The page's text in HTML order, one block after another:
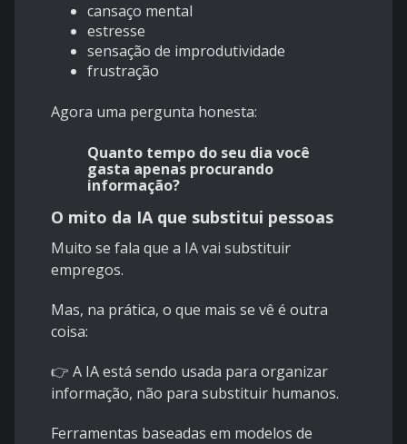
cansaço mental
estresse
sensação de improdutividade
frustração
Agora uma pergunta honesta:
Quanto tempo do seu dia você
gasta apenas procurando
informação?
O mito da IA que substitui pessoas
Muito se fala que a IA vai substituir
empregos.
Mas, na prática, o que mais se vê é outra
coisa:
👉 A IA está sendo usada para organizar
informação, não para substituir humanos.
Ferramentas baseadas em modelos de